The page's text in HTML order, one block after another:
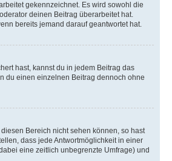
gekennzeichnet. Es wird sowohl die
deinen Beitrag überarbeitet hat.
bereits jemand darauf geantwortet hat.
hast, kannst du in jedem Beitrag das
du einen einzelnen Beitrag dennoch ohne
Bereich nicht sehen können, so hast
dass jede Antwortmöglichkeit in einer
eine zeitlich unbegrenzte Umfrage) und